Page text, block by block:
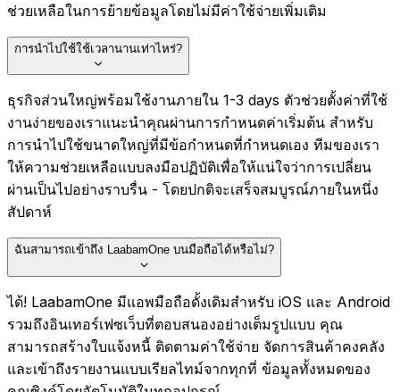
ช่วยเหลือในการย้ายข้อมูลโดยไม่มีค่าใช้จ่ายเพิ่มเติม
การนำไปใช้ใช้เวลานานเท่าไหร่?
ธุรกิจส่วนใหญ่พร้อมใช้งานภายใน 1-3 days ตัวช่วยตั้งค่าที่ใช้
งานง่ายของเราแนะนำคุณผ่านการกำหนดค่าเริ่มต้น สำหรับ
การนำไปใช้ขนาดใหญ่ที่มีข้อกำหนดที่กำหนดเอง ทีมของเรา
ให้ความช่วยเหลือแบบลงมือปฏิบัติเพื่อให้แน่ใจว่าการเปลี่ยน
ผ่านเป็นไปอย่างราบรื่น - โดยปกติจะเสร็จสมบูรณ์ภายในหนึ่ง
สัปดาห์
ฉันสามารถเข้าถึง LaabamOne บนมือถือได้หรือไม่?
ได้! LaabamOne มีแอพมือถือดั้งเดิมสำหรับ iOS และ Android
รวมถึงอินเทอร์เฟซเว็บที่ตอบสนองอย่างเต็มรูปแบบ คุณ
สามารถสร้างใบแจ้งหนี้ ติดตามค่าใช้จ่าย จัดการสินค้าคงคลัง
และเข้าถึงรายงานแบบเรียลไทม์จากทุกที่ ข้อมูลทั้งหมดของ